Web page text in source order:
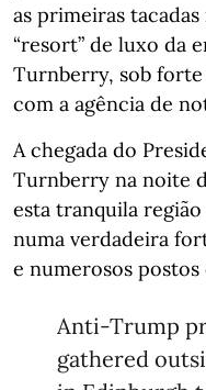
as primeiras
“resort” de luxo da
Turnberry, sob
com a agência de
A chegada do
Turnberry na noite
esta tranquila
numa verdadeira
e numerosos
Anti-Trump
gathered